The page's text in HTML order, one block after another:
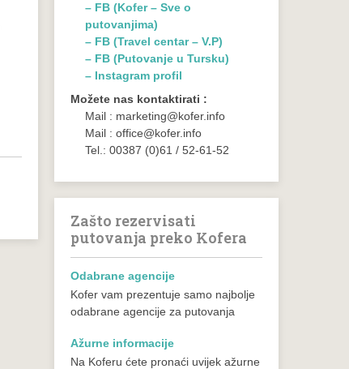
– FB (Kofer – Sve o
putovanjima)
– FB (Travel centar – V.P)
– FB (Putovanje u Tursku)
– Instagram profil
Možete nas kontaktirati :
Mail : marketing@kofer.info
Mail : office@kofer.info
Tel.: 00387 (0)61 / 52-61-52
Zašto rezervisati
putovanja preko Kofera
Odabrane agencije
Kofer vam prezentuje samo najbolje
odabrane agencije za putovanja
Ažurne informacije
Na Koferu ćete pronaći uvijek ažurne